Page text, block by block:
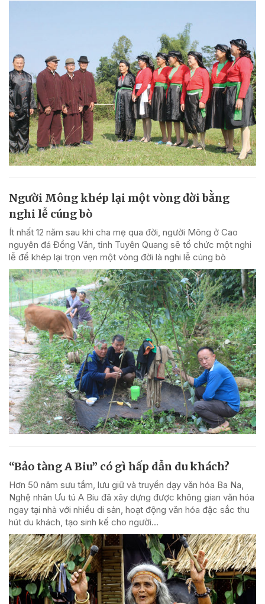
Người Mông khép lại một vòng đời bằng
nghi lễ cúng bò
Ít nhất 12 năm sau khi cha mẹ qua đời, người Mông ở Cao
nguyên đá Đồng Văn, tỉnh Tuyên Quang sẽ tổ chức một nghi
lễ để khép lại trọn vẹn một vòng đời là nghi lễ cúng bò
“Bảo tàng A Biu” có gì hấp dẫn du khách?
Hơn 50 năm sưu tầm, lưu giữ và truyền dạy văn hóa Ba Na,
Nghệ nhân Ưu tú A Biu đã xây dựng được không gian văn hóa
ngay tại nhà với nhiều di sản, hoạt động văn hóa đặc sắc thu
hút du khách, tạo sinh kế cho người...